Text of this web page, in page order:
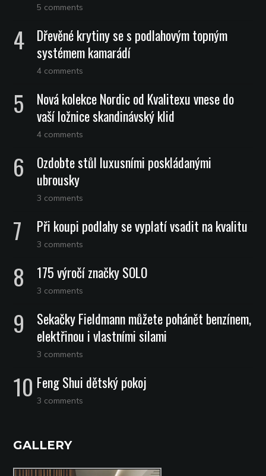
5 comments
Dřevěné krytiny se s podlahovým topným
systémem kamarádí
4 comments
Nová kolekce Nordic od Kvalitexu vnese do
vaší ložnice skandinávský klid
4 comments
Ozdobte stůl luxusními poskládanými
ubrousky
3 comments
Při koupi podlahy se vyplatí vsadit na kvalitu
3 comments
175 výročí značky SOLO
3 comments
Sekačky Fieldmann můžete pohánět benzínem,
elektřinou i vlastními silami
3 comments
Feng Shui dětský pokoj
3 comments
GALLERY